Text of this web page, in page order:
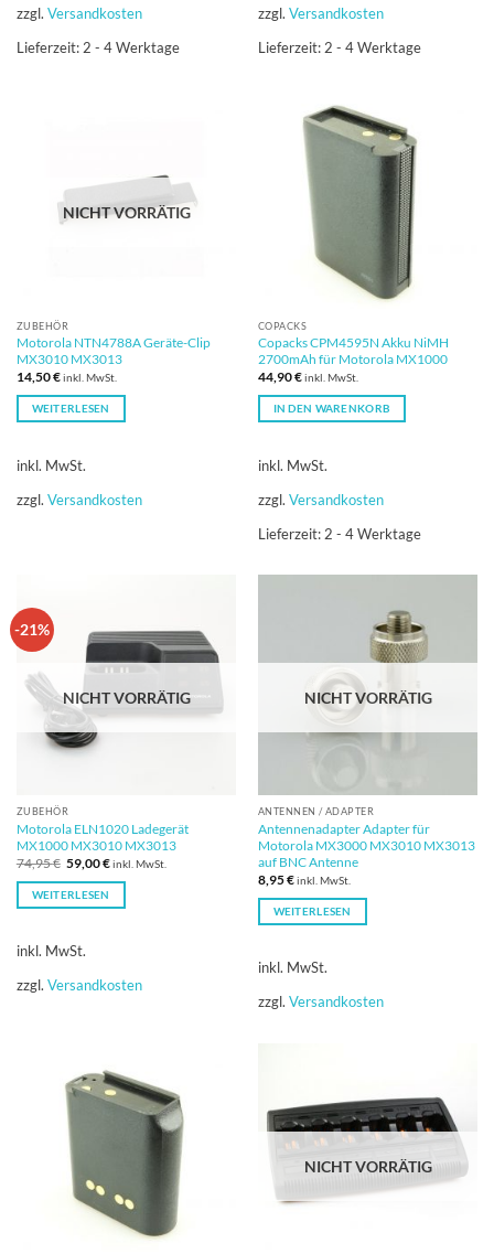
zzgl. Versandkosten
Lieferzeit:2 - 4 Werktage
zzgl. Versandkosten
Lieferzeit:2 - 4 Werktage
NICHT VORRÄTIG
ZUBEHÖR
Motorola NTN4788A Geräte-Clip
MX3010 MX3013
14,50€inkl. MwSt.
WEITERLESEN
inkl. MwSt.
zzgl. Versandkosten
COPACKS
Copacks CPM4595N Akku NiMH
2700mAh für Motorola MX1000
44,90€inkl. MwSt.
IN DEN WARENKORB
inkl. MwSt.
zzgl. Versandkosten
Lieferzeit: 2 - 4 Werktage
-21%
NICHT VORRÄTIG
ZUBEHÖR
Motorola ELN1020 Ladegerät
MX1000 MX3010 MX3013
74,95€ Ursprünglicher
Preis
war:
74,95 €
59,00€Aktueller
ist:
inkl. MwSt.
WEITERLESEN
inkl. MwSt.
zzgl. Versandkosten
NICHT VORRÄTIG
ANTENNEN / ADAPTER
Antennenadapter Adapter für
Motorola MX3000 MX3010 MX3013
auf BNC Antenne
8,95€inkl. MwSt.
WEITERLESEN
inkl. MwSt.
zzgl. Versandkosten
NICHT VORRÄTIG